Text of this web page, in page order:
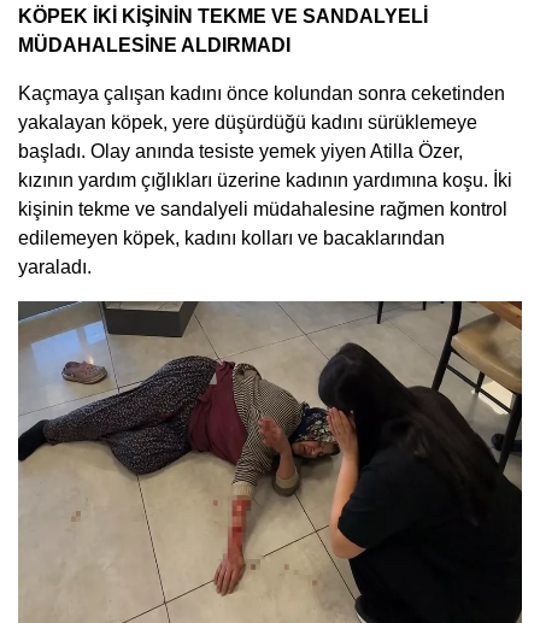
KÖPEK İKİ KİŞİNİN TEKME VE SANDALYELİ
MÜDAHALESİNE ALDIRMADI
Kaçmaya çalışan kadını önce kolundan sonra ceketinden
yakalayan köpek, yere düşürdüğü kadını sürüklemeye
başladı. Olay anında tesiste yemek yiyen Atilla Özer,
kızının yardım çığlıkları üzerine kadının yardımına koşu. İki
kişinin tekme ve sandalyeli müdahalesine rağmen kontrol
edilemeyen köpek, kadını kolları ve bacaklarından
yaraladı.